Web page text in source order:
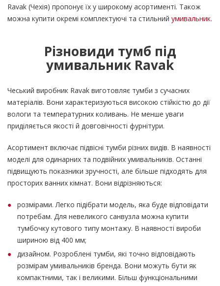
Ravak (Чехія) пропонує їх у широкому асортименті. Також
можна купити окремі комплектуючі та стильний умивальник.
Різновиди тумб під
умивальник Ravak
Чеський виробник Ravak виготовляє тумби з сучасних
матеріалів. Вони характеризуються високою стійкістю до дії
вологи та температурних коливань. Не менше уваги
приділяється якості й довговічності фурнітури.
Асортимент включає підвісні тумби різних видів. В наявності
моделі для одинарних та подвійних умивальників. Останні
підвищують показники зручності, але більше підходять для
просторих ванних кімнат. Вони відрізняються:
розмірами. Легко підібрати модель, яка буде відповідати
потребам. Для невеликого санвузла можна купити
тумбочку кутового типу монтажу. В наявності вироби
шириною від 400 мм;
дизайном. Розроблені тумби, які точно відповідають
розмірам умивальників бренда. Вони можуть бути як
компактними, так і великими. Більш функціональними